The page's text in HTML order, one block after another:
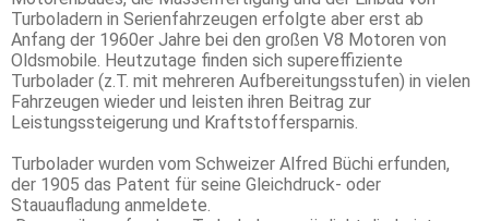
Turboladern in Serienfahrzeugen erfolgte aber erst ab
Anfang der 1960er Jahre bei den großen V8 Motoren von
Oldsmobile. Heutzutage finden sich supereffiziente
Turbolader (z.T. mit mehreren Aufbereitungsstufen) in vielen
Fahrzeugen wieder und leisten ihren Beitrag zur
Leistungssteigerung und Kraftstoffersparnis.
Turbolader wurden vom Schweizer Alfred Büchi erfunden,
der 1905 das Patent für seine Gleichdruck- oder
Stauaufladung anmeldete.